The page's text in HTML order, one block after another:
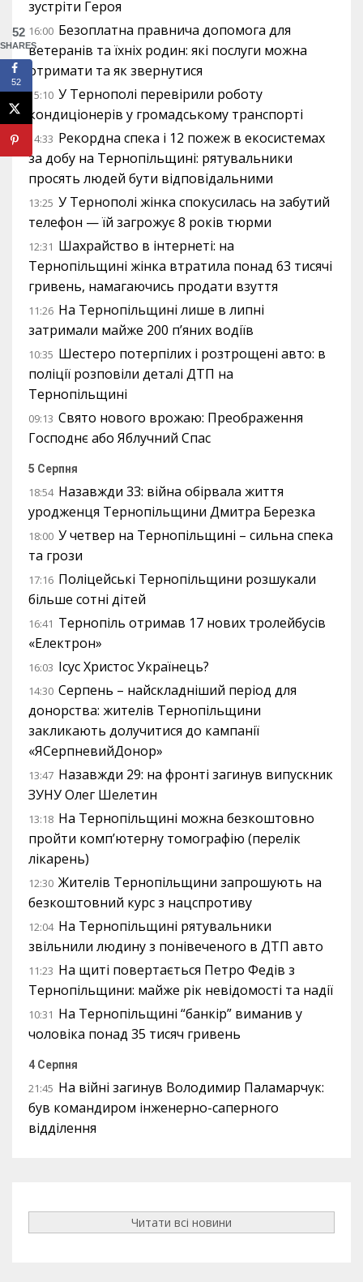
зустріти Героя
16:00 Безоплатна правнича допомога для
ветеранів та їхніх родин: які послуги можна
отримати та як звернутися
15:10 У Тернополі перевірили роботу
кондиціонерів у громадському транспорті
14:33 Рекордна спека і 12 пожеж в екосистемах
за добу на Тернопільщині: рятувальники
просять людей бути відповідальними
13:25 У Тернополі жінка спокусилась на забутий
телефон — їй загрожує 8 років тюрми
12:31 Шахрайство в інтернеті: на
Тернопільщині жінка втратила понад 63 тисячі
гривень, намагаючись продати взуття
11:26 На Тернопільщині лише в липні
затримали майже 200 п’яних водіїв
10:35 Шестеро потерпілих і розтрощені авто: в
поліції розповіли деталі ДТП на
Тернопільщині
09:13 Свято нового врожаю: Преображення
Господнє або Яблучний Спас
5 Серпня
18:54 Назавжди 33: війна обірвала життя
уродженця Тернопільщини Дмитра Березка
18:00 У четвер на Тернопільщині – сильна спека
та грози
17:16 Поліцейські Тернопільщини розшукали
більше сотні дітей
16:41 Тернопіль отримав 17 нових тролейбусів
«Електрон»
16:03 Ісус Христос Українець?
14:30 Серпень – найскладніший період для
донорства: жителів Тернопільщини
закликають долучитися до кампанії
«ЯСерпневийДонор»
13:47 Назавжди 29: на фронті загинув випускник
ЗУНУ Олег Шелетин
13:18 На Тернопільщині можна безкоштовно
пройти комп’ютерну томографію (перелік
лікарень)
12:30 Жителів Тернопільщини запрошують на
безкоштовний курс з нацспротиву
12:04 На Тернопільщині рятувальники
звільнили людину з понівеченого в ДТП авто
11:23 На щиті повертається Петро Федів з
Тернопільщини: майже рік невідомості та надії
10:31 На Тернопільщині “банкір” виманив у
чоловіка понад 35 тисяч гривень
4 Серпня
21:45 На війні загинув Володимир Паламарчук:
був командиром інженерно-саперного
відділення
Читати всі новини
52
SHARES
52